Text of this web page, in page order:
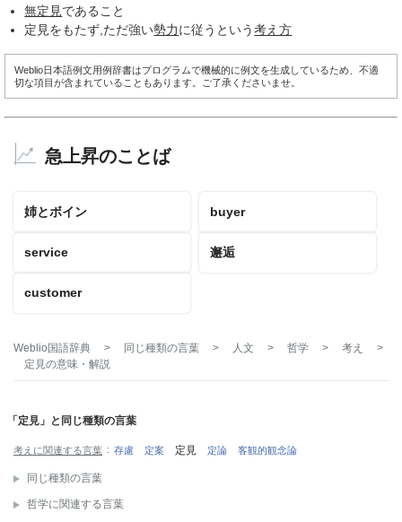
無定見であること
定見をもたず,ただ強い勢力に従うという考え方
Weblio日本語例文用例辞書はプログラムで機械的に例文を生成しているため、不適
切な項目が含まれていることもあります。ご了承くださいませ。
急上昇のことば
姉とボイン buyer
service 邂逅
customer
Weblio国語辞典 > 同じ種類の言葉 > 人文 > 哲学 > 考え
>
定見の意味・解説
「定見」と同じ種類の言葉
考えに関連する言葉 存慮 定案 定見 定論 客観的観念論
同じ種類の言葉
哲学に関連する言葉